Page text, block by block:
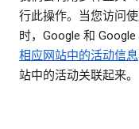
行此操作。当您访问
时，Google 和
相应网站中的活动信息
站中的活动关联起来。